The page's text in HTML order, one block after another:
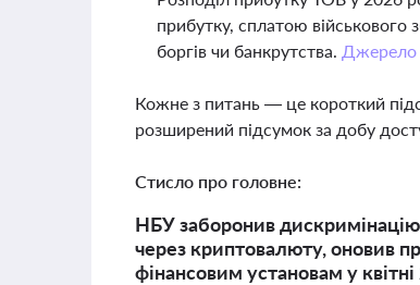
прибутку, сплатою військового
боргів чи банкрутства. Джерело
Кожне з питань — це короткий
розширений підсумок за добу
Стисло про головне:
НБУ заборонив дискримінацію
через криптовалюту, оновив
фінансовим установам у